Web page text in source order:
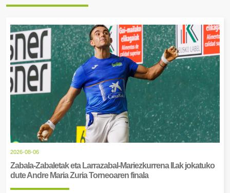
2026-08-06
Zabala-Zabaletak eta Larrazabal-Mariezkurrena II.ak jokatuko
dute Andre Maria Zuria Torneoaren finala